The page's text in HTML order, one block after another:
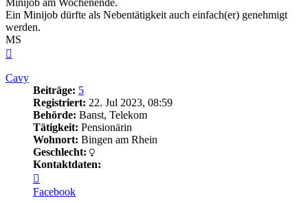
Ein Minijob dürfte als Nebentätigkeit auch einfach(er) genehmigt
werden.
MS
Cavy
Beiträge: 5
Registriert: 22. Jul 2023, 08:59
Behörde: Banst, Telekom
Tätigkeit: Pensionärin
Wohnort: Bingen am Rhein
Geschlecht:
Kontaktdaten:
von
Cavy
Facebook